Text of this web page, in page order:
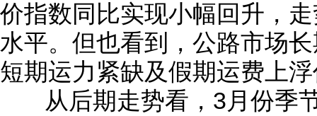
价指数同比实现小幅回升，
水平。但也看到，公路市场
短期运力紧缺及假期运费上
从后期走势看，3月份季